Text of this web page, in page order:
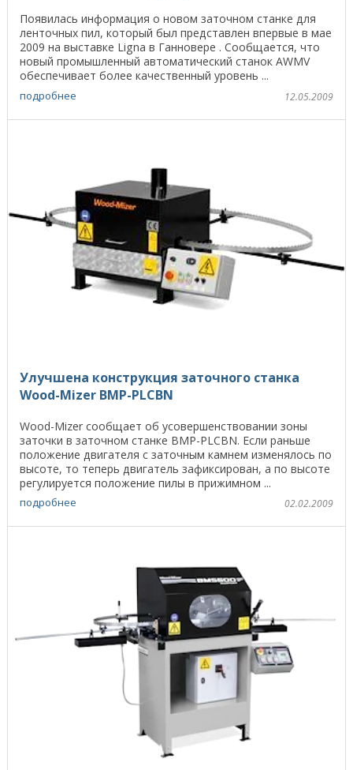
Появилась информация о новом заточном станке для
ленточных пил, который был представлен впервые в мае
2009 на выставке Ligna в Ганновере . Сообщается, что
новый промышленный автоматический станок AWMV
обеспечивает более качественный уровень ...
подробнее 12.05.2009
Улучшена конструкция заточного станка
Wood-Mizer BMP-PLCBN
Wood-Mizer сообщает об усовершенствовании зоны
заточки в заточном станке BMP-PLCBN. Если раньше
положение двигателя с заточным камнем изменялось по
высоте, то теперь двигатель зафиксирован, а по высоте
регулируется положение пилы в прижимном ...
подробнее 02.02.2009